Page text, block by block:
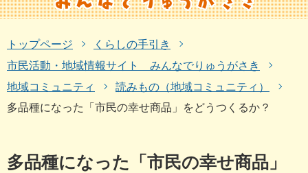
トップページ
くらしの手引き
市民活動・地域情報サイト みんなでりゅうがさき
地域コミュニティ
読みもの（地域コミュニティ）
多品種になった「市民の幸せ商品」をどうつくるか？
多品種になった「市民の幸せ商品」